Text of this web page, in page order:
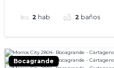
2 hab 2 baños
Bocagrande